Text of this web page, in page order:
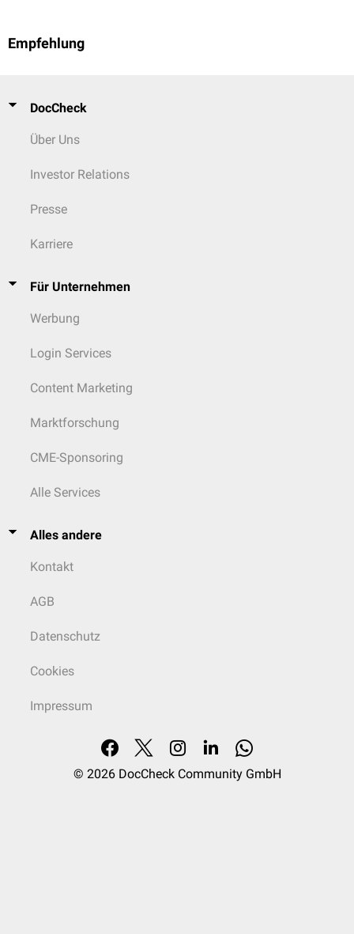
Empfehlung
DocCheck
Über Uns
Investor Relations
Presse
Karriere
Für Unternehmen
Werbung
Login Services
Content Marketing
Marktforschung
CME-Sponsoring
Alle Services
Alles andere
Kontakt
AGB
Datenschutz
Cookies
Impressum
© 2026 DocCheck Community GmbH